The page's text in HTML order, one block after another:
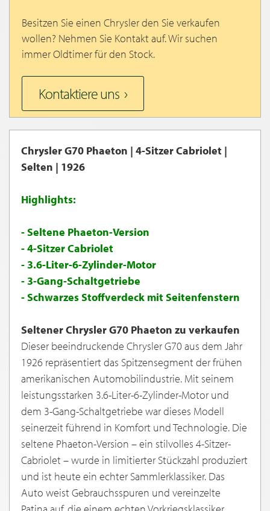
Besitzen Sie einen Chrysler den Sie verkaufen
wollen? Nehmen Sie Kontakt auf. Wir suchen
immer Oldtimer für den Stock.
Kontaktiere uns
Chrysler G70 Phaeton | 4-Sitzer Cabriolet |
Selten | 1926
Highlights:
- Seltene Phaeton-Version
- 4-Sitzer Cabriolet
- 3.6-Liter-6-Zylinder-Motor
- 3-Gang-Schaltgetriebe
- Schwarzes Stoffverdeck mit Seitenfenstern
Seltener Chrysler G70 Phaeton zu verkaufen
Dieser beeindruckende Chrysler G70 aus dem Jahr
1926 repräsentiert das Spitzensegment der frühen
amerikanischen Automobilindustrie. Mit seinem
leistungsstarken 3.6-Liter-6-Zylinder-Motor und
dem 3-Gang-Schaltgetriebe war dieses Modell
seinerzeit führend in Komfort und Technologie. Die
seltene Phaeton-Version – ein stilvolles 4-Sitzer-
Cabriolet – wurde in limitierter Stückzahl produziert
und ist heute ein echter Sammlerklassiker. Das
Auto weist Gebrauchsspuren und vereinzelte